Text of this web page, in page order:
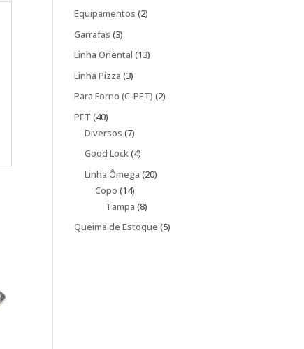
Equipamentos 22
Garrafas 33
produtos
Linha Oriental 1313
Linha Pizza 33
produtos
Para Forno (C-PET) 22
PET 4040
produtos
Diversos 77
produtos
Good Lock 44
produtos
Linha Ômega 2020
Copo 1414
produtos
Tampa 88
produtos
Queima de Estoque 55